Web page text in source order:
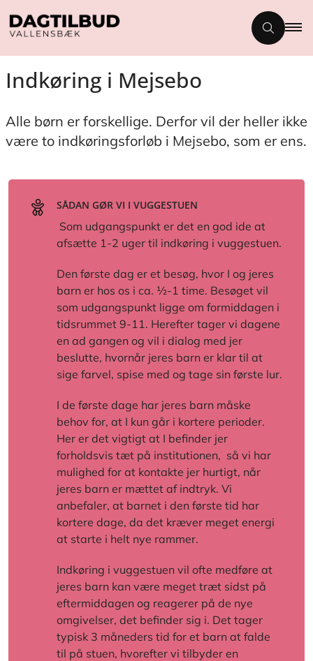
Indkøring i Mejsebo
Alle børn er forskellige. Derfor vil der heller ikke
være to indkøringsforløb i Mejsebo, som er ens.
SÅDAN GØR VI I VUGGESTUEN
Som udgangspunkt er det en god ide at
afsætte 1-2 uger til indkøring i vuggestuen.
Den første dag er et besøg, hvor I og jeres
barn er hos os i ca. ½-1 time. Besøget vil
som udgangspunkt ligge om formiddagen i
tidsrummet 9-11. Herefter tager vi dagene
en ad gangen og vil i dialog med jer
beslutte, hvornår jeres barn er klar til at
sige farvel, spise med og tage sin første lur.
I de første dage har jeres barn måske
behov for, at I kun går i kortere perioder.
Her er det vigtigt at I befinder jer
forholdsvis tæt på institutionen, så vi har
mulighed for at kontakte jer hurtigt, når
jeres barn er mættet af indtryk. Vi
anbefaler, at barnet i den første tid har
kortere dage, da det kræver meget energi
at starte i helt nye rammer.
Indkøring i vuggestuen vil ofte medføre at
jeres barn kan være meget træt sidst på
eftermiddagen og reagerer på de nye
omgivelser, det befinder sig i. Det tager
typisk 3 måneders tid for et barn at falde
til på stuen, hvorefter vi tilbyder en